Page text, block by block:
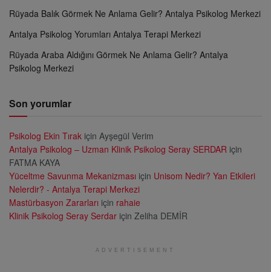
Rüyada Balık Görmek Ne Anlama Gelir? Antalya Psikolog Merkezi
Antalya Psikolog Yorumları Antalya Terapi Merkezi
Rüyada Araba Aldığını Görmek Ne Anlama Gelir? Antalya
Psikolog Merkezi
Son yorumlar
Psikolog Ekin Tırak için Ayşegül Verim
Antalya Psikolog – Uzman Klinik Psikolog Seray SERDAR için
FATMA KAYA
Yüceltme Savunma Mekanizması için Unisom Nedir? Yan Etkileri
Nelerdir? - Antalya Terapi Merkezi
Mastürbasyon Zararları için rahaie
Klinik Psikolog Seray Serdar için Zeliha DEMİR
ADVERTISEMENT